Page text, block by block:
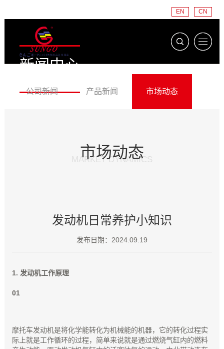
CN
EN
新闻中心
公司新闻
产品新闻 市场动态
市场动态
MARKET DYNAMICS
发动机日常养护小知识
发布日期：2024.09.19
1. 发动机工作原理
01
摩托车发动机是将化学能转化为机械能的机器，它的转化过程实
际上就是工作循环的过程，简单来说就是通过燃烧气缸内的燃料